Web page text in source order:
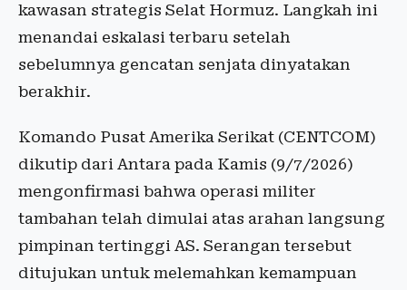
kawasan strategis Selat Hormuz. Langkah ini
menandai eskalasi terbaru setelah
sebelumnya gencatan senjata dinyatakan
berakhir.
Komando Pusat Amerika Serikat (CENTCOM)
dikutip dari Antara pada Kamis (9/7/2026)
mengonfirmasi bahwa operasi militer
tambahan telah dimulai atas arahan langsung
pimpinan tertinggi AS. Serangan tersebut
ditujukan untuk melemahkan kemampuan